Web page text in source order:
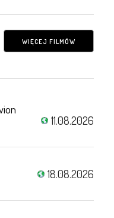
WIĘCEJ FILMÓW
11.08.2026
18.08.2026